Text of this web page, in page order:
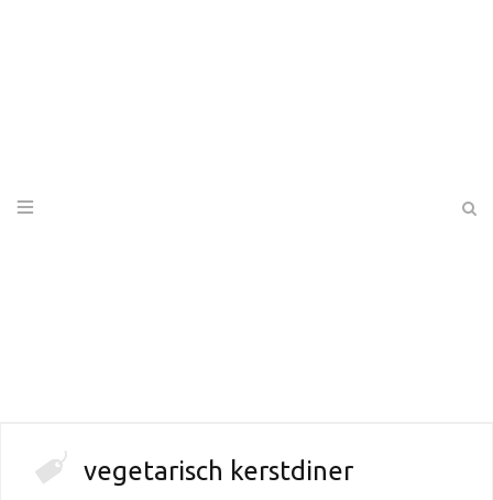
vegetarisch kerstdiner